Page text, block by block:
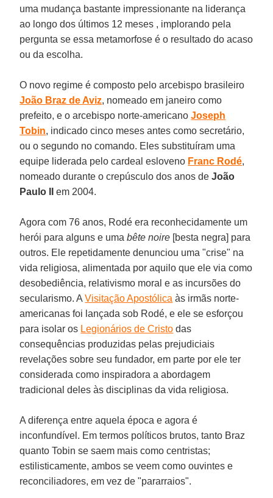
uma mudança bastante impressionante na liderança
ao longo dos últimos 12 meses , implorando pela
pergunta se essa metamorfose é o resultado do acaso
ou da escolha.
O novo regime é composto pelo arcebispo brasileiro
João Braz de Aviz, nomeado em janeiro como
prefeito, e o arcebispo norte-americanoJoseph
Tobin, indicado cinco meses antes como secretário,
ou o segundo no comando. Eles substituíram uma
equipe liderada pelo cardeal esloveno Franc Rodé,
nomeado durante o crepúsculo dos anos deJoão
Paulo IIem 2004.
Agora com 76 anos, Rodé era reconhecidamente um
herói para alguns e umabête noire [besta negra] para
outros. Ele repetidamente denunciou uma "crise" na
vida religiosa, alimentada por aquilo que ele via como
desobediência, relativismo moral e as incursões do
secularismo. AVisitação Apostólica às irmãs norte-
americanas foi lançada sob Rodé, e ele se esforçou
para isolar os Legionários de Cristo das
consequências produzidas pelas prejudiciais
revelações sobre seu fundador, em parte por ele ter
considerada como inspiradora a abordagem
tradicional deles às disciplinas da vida religiosa.
A diferença entre aquela época e agora é
inconfundível. Em termos políticos brutos, tanto Braz
quanto Tobin se saem mais como centristas;
estilisticamente, ambos se veem como ouvintes e
reconciliadores, em vez de "pararraios".